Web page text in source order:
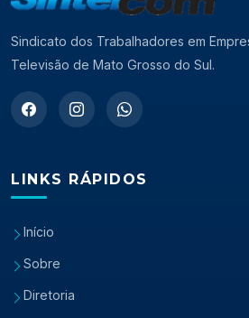
Sindicato dos Trabalhadores em
Televisão de Mato Grosso do Sul.
LINKS RÁPIDOS
Início
Sobre
Diretoria